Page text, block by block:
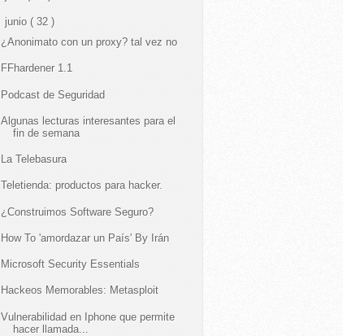
junio ( 32 )
¿Anonimato con un proxy? tal vez no
FFhardener 1.1
Podcast de Seguridad
Algunas lecturas interesantes para el
fin de semana
La Telebasura
Teletienda: productos para hacker.
¿Construimos Software Seguro?
How To 'amordazar un País' By Irán
Microsoft Security Essentials
Hackeos Memorables: Metasploit
Vulnerabilidad en Iphone que permite
hacer llamada...